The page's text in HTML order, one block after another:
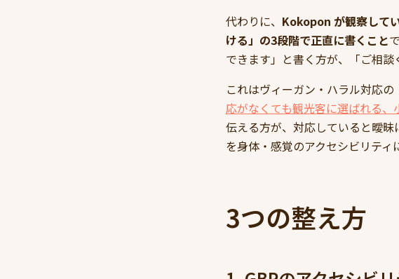
代わりに、 Kokopon が観察して
ける」の3段階で正直に書くこと
できます」と書く方が、「ご相談
これはヴィーガン・ハラル対応の
応がなくても観光客に選ばれる
伝える方が、対応していると曖
を身体・感覚のアクセシビリティ
3つの整え方